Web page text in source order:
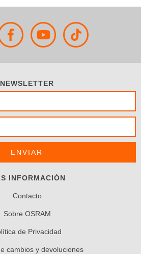
NEWSLETTER
INFORMACIÓN
Contacto
Sobre OSRAM
de Privacidad
cambios y devoluciones